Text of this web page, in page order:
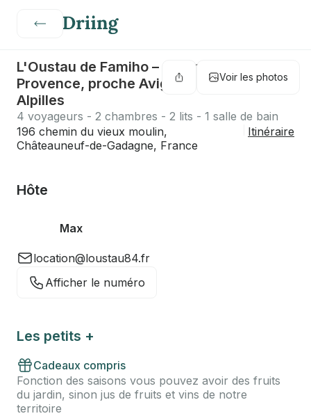
Voir les photos
L'Oustau de Famiho – Gîte mas piscine
Provence, proche Avignon Luberon
Alpilles
4 voyageurs - 2 chambres - 2 lits - 1 salle de bain
196 chemin du vieux moulin,
Châteauneuf-de-Gadagne, France
Itinéraire
Hôte
Max
location@loustau84.fr
Afficher le numéro
Les petits +
Cadeaux compris
Fonction des saisons vous pouvez avoir des fruits
du jardin, sinon jus de fruits et vins de notre
territoire